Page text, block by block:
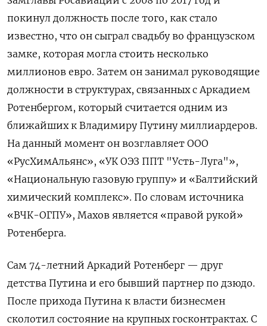
покинул должность после того, как стало
известно, что он сыграл свадьбу во французском
замке, которая могла стоить несколько
миллионов евро. Затем он занимал руководящие
должности в структурах, связанных с Аркадием
Ротенбергом, который считается одним из
ближайших к Владимиру Путину миллиардеров.
На данный момент он возглавляет ООО
«РусХимАльянс», «УК ОЭЗ ППТ "Усть-Луга"»,
«Национальную газовую группу» и «Балтийский
химический комплекс». По словам источника
«ВЧК-ОГПУ», Махов является «правой рукой»
Ротенберга.
Сам 74-летний Аркадий Ротенберг — друг
детства Путина и его бывший партнер по дзюдо.
После прихода Путина к власти бизнесмен
сколотил состояние на крупных госконтрактах. С